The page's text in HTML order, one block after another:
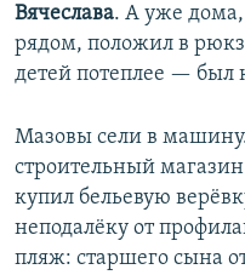
Вячеслава. А уже
рядом, положил в
детей потеплее — был
Мазовы сели в
строительный
купил бельевую
неподалёку от
пляж: старшего сына